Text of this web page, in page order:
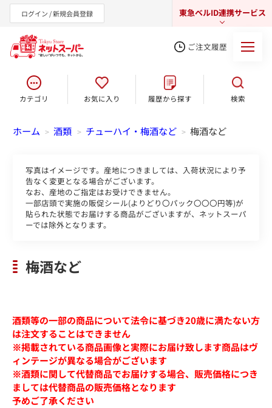
ログイン / 新規会員登録 東急ベルID連携サービス
東急オンラインショップ
ご注文履歴
カテゴリ お気に入り 履歴から探す 検索
ホーム > 酒類 > チューハイ・梅酒など > 梅酒など
写真はイメージです。産地につきましては、入荷状況により予
告なく変更となる場合がございます。
なお、産地のご指定はお受けできません。
一部店頭で実施の販促シール(よりどり〇パック〇〇〇円等)が
貼られた状態でお届けする商品がございますが、ネットスーパ
ーでは除外となります。
梅酒など
酒類等の一部の商品について法令に基づき20歳に満たない方
は注文することはできません
※掲載されている商品画像と実際にお届け致します商品はヴ
ィンテージが異なる場合がございます
※酒類に関して代替商品でお届けする場合、販売価格につき
ましては代替商品の販売価格となります
予めご了承ください